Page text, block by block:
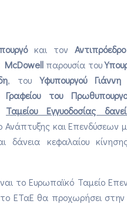
και τον
McDowellπαρουσία του
, τουΥφυπουργού Γιάννη
Γραφείου του
Ταμείου Εγγυοδοσίας
Ανάπτυξης και Επενδύσεων
δάνεια κεφαλαίου
το Ευρωπαϊκό Ταμείο
ΕΤαΕ θα προχωρήσει στην